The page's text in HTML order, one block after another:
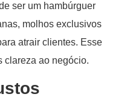
ser um hambúrguer
molhos exclusivos
atrair clientes. Esse
clareza ao negócio.